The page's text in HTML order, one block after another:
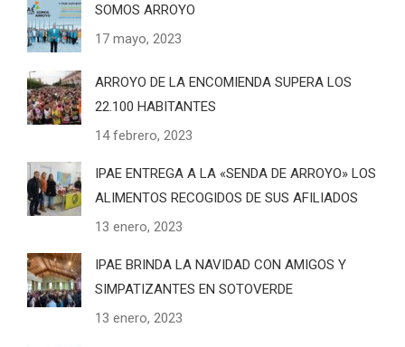
SOMOS ARROYO
17 mayo, 2023
ARROYO DE LA ENCOMIENDA SUPERA LOS
22.100 HABITANTES
14 febrero, 2023
IPAE ENTREGA A LA «SENDA DE ARROYO» LOS
ALIMENTOS RECOGIDOS DE SUS AFILIADOS
13 enero, 2023
IPAE BRINDA LA NAVIDAD CON AMIGOS Y
SIMPATIZANTES EN SOTOVERDE
13 enero, 2023